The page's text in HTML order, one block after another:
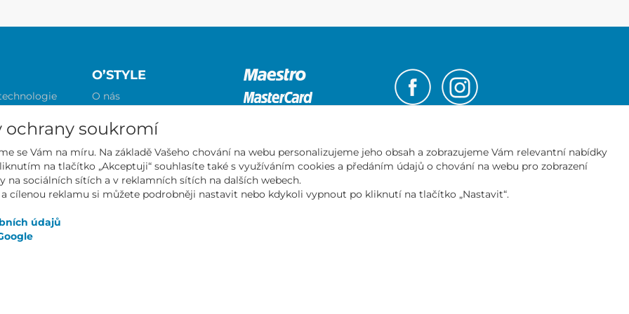
O’STYLE
O nás
Obchodní podmínky
Ochrana osobních údajů
Aktuality
Katalogy
Mall partner
Přihlásit
ochrany soukromí
se Vám na míru. Na základě Vašeho chování na webu personalizujeme jeho obsah a zobrazujeme Vám relevantní nabídky
na tlačítko „Akceptuji“ souhlasíte také s využíváním cookies a předáním údajů o chování na webu pro zobrazení
na sociálních sítích a v reklamních sítích na dalších webech.
a cílenou reklamu si můžete podrobněji nastavit nebo kdykoli vypnout po kliknutí na tlačítko „Nastavit“.
údajů